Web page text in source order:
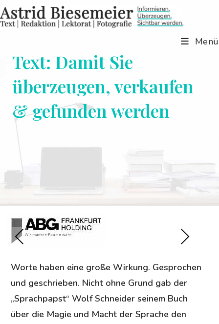
Zum
Inhalt
springen
Menü
Text: Damit Sie
überzeugen, verkaufen
& gefunden werden
Pre
us
Ne
Worte haben eine große Wirkung. Gesprochen
und geschrieben. Nicht ohne Grund gab der
„Sprachpapst“ Wolf Schneider seinem Buch
über die Magie und Macht der Sprache den